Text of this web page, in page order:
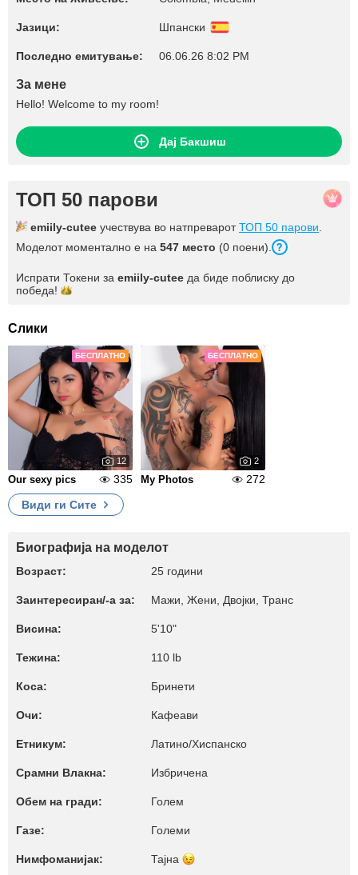
Јазици: Шпански
Последно емитување: 06.06.26 8:02 PM
За мене
Hello! Welcome to my room!
Дај Бакшиш
ТОП 50 парови
emiily-cutee учествува во натпреваротТОП 50 парови
Моделот моментално е на 547 место (0 поени).
Испрати Токени за emiily-cutee да биде поблиску до
победа!
Слики
БЕСПЛАТНО
12
Our sexy pics 335
БЕСПЛАТНО
2
My Photos
272
Види ги Сите
Биографија на моделот
Возраст: 25 години
Заинтересиран/-а за: Мажи, Жени, Двојки, Транс
Висина: 5'10"
Тежина: 110 lb
Коса: Бринети
Очи: Кафеави
Етникум: Латино/Хиспанско
Срамни Влакна: Избричена
Обем на гради: Голем
Газе: Големи
Нимфоманијак: Тајна